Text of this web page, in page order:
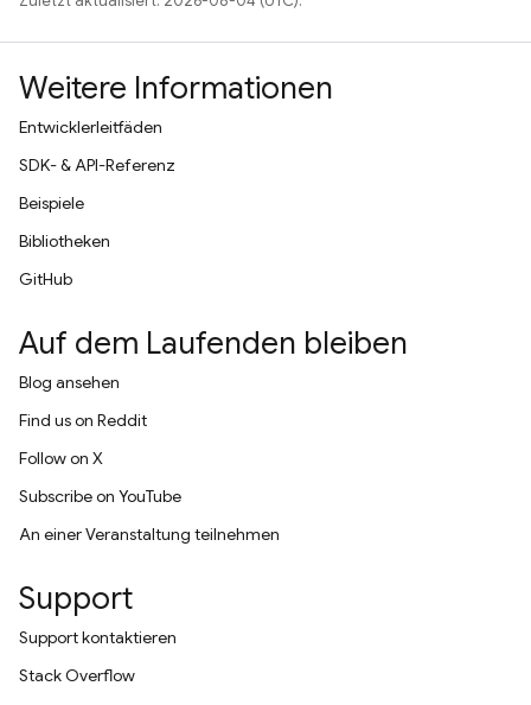
Weitere Informationen
Entwicklerleitfäden
SDK- & API-Referenz
Beispiele
Bibliotheken
GitHub
Auf dem Laufenden bleiben
Blog ansehen
Find us on Reddit
Follow on X
Subscribe on YouTube
An einer Veranstaltung teilnehmen
Support
Support kontaktieren
Stack Overflow